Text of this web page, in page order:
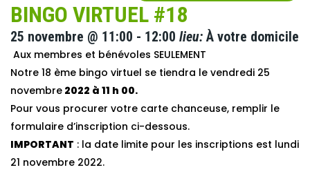
BINGO VIRTUEL #18
25 novembre @ 11:00 - 12:00 lieu: À votre domicile
Aux membres et bénévoles SEULEMENT
Notre 18 ème bingo virtuel se tiendra le vendredi 25
novembre 2022 à 11 h 00.
Pour vous procurer votre carte chanceuse, remplir le
formulaire d’inscription ci-dessous.
IMPORTANT : la date limite pour les inscriptions est lundi
21 novembre 2022.